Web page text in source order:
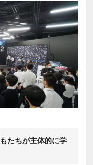
たちが主体的に学